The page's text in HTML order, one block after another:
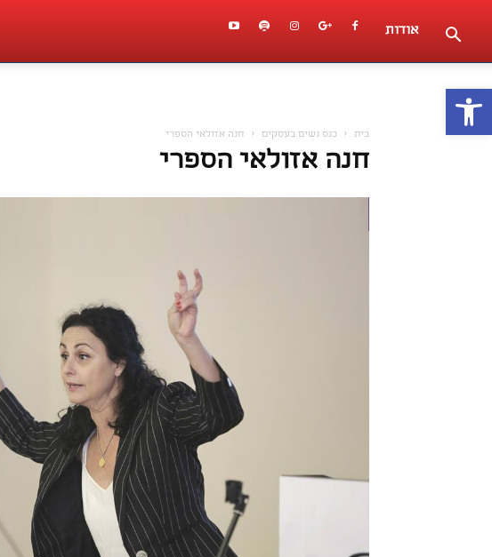
פתח סרגל נגישות
אודות
בית כנס נשים בעסקים חנה אזולאי הספרי
חנה אזולאי הספרי